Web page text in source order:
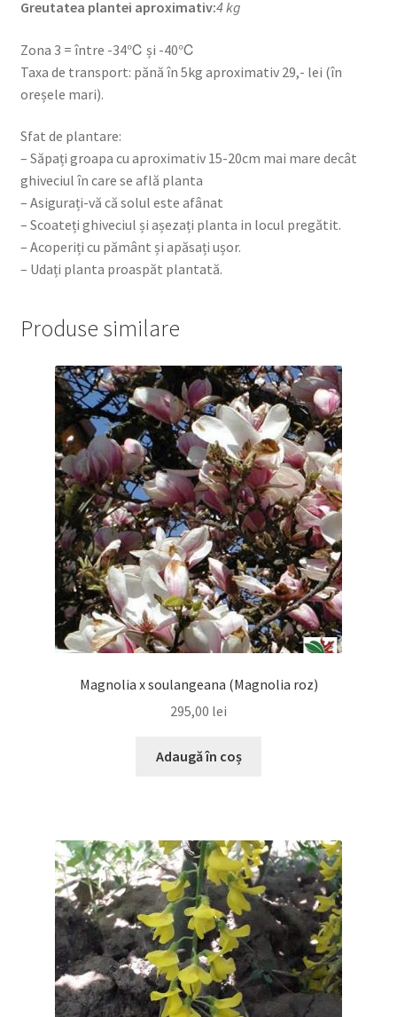
Greutatea plantei aproximativ:4 kg
Zona 3 = între -34℃ și -40℃
Taxa de transport: pănă în 5kg aproximativ 29,- lei (în
oreșele mari).
Sfat de plantare:
– Săpați groapa cu aproximativ 15-20cm mai mare decât
ghiveciul în care se află planta
– Asigurați-vă că solul este afânat
– Scoateți ghiveciul și așezați planta in locul pregătit.
– Acoperiți cu pământ și apăsați ușor.
– Udați planta proaspăt plantată.
Produse similare
Magnolia x soulangeana (Magnolia roz)
295,00 lei
Adaugă în coș